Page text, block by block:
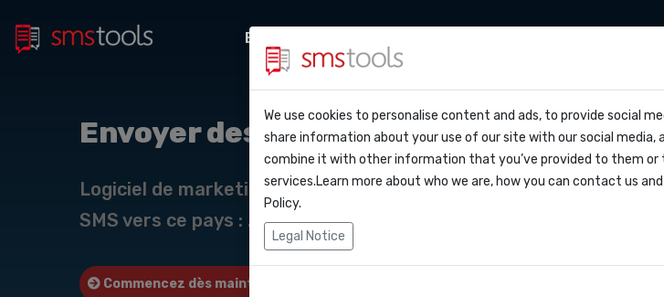
Bulk sms
API Docs
Webhooks
Zapier
Blog
Service level agreement
(sla)
Demander une offre
Envoyer des SMS en masse vers ce
Logiciel de marketing SMS ou passerelle d'API SMS pour envoyer
SMS vers ce pays : .
Commencez dès maintenant
We use cookies to personalise content and ads, to provide social
share information about your use of our site with our social
combine it with other information that you’ve provided to them
services.Learn more about who we are, how you can contact us
Policy.
Legal Notice